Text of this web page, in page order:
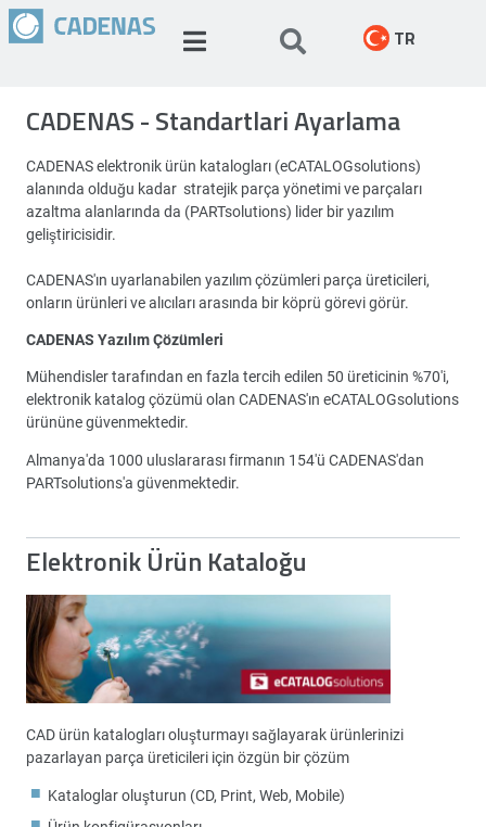
TR
CADENAS - Standartlari Ayarlama
CADENAS elektronik ürün katalogları (eCATALOGsolutions)
alanında olduğu kadar stratejik parça yönetimi ve parçaları
azaltma alanlarında da (PARTsolutions) lider bir yazılım
geliştiricisidir.
CADENAS'ın uyarlanabilen yazılım çözümleri parça üreticileri,
onların ürünleri ve alıcıları arasında bir köprü görevi görür.
CADENAS Yazılım Çözümleri
Mühendisler tarafından en fazla tercih edilen 50 üreticinin %70'i,
elektronik katalog çözümü olan CADENAS'ın eCATALOGsolutions
ürününe güvenmektedir.
Almanya'da 1000 uluslararası firmanın 154'ü CADENAS'dan
PARTsolutions'a güvenmektedir.
Elektronik Ürün Kataloğu
CAD ürün katalogları oluşturmayı sağlayarak ürünlerinizi
pazarlayan parça üreticileri için özgün bir çözüm
Kataloglar oluşturun (CD, Print, Web, Mobile)